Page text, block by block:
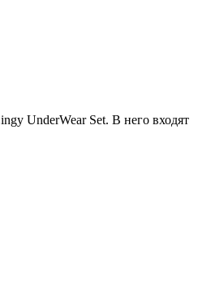
UnderWear Set. В него входят